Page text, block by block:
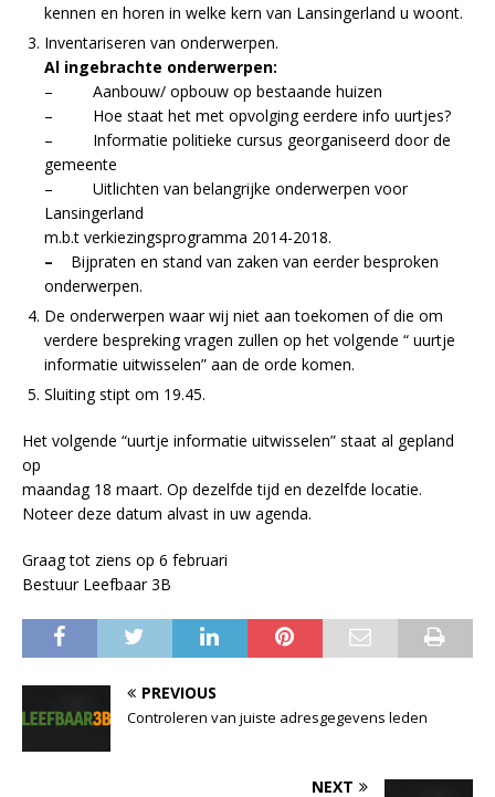
kennen en horen in welke kern van Lansingerland u woont.
Inventariseren van onderwerpen.
Al ingebrachte onderwerpen:
– Aanbouw/ opbouw op bestaande huizen
– Hoe staat het met opvolging eerdere info uurtjes?
– Informatie politieke cursus georganiseerd door de
gemeente
– Uitlichten van belangrijke onderwerpen voor
Lansingerland
m.b.t verkiezingsprogramma 2014-2018.
– Bijpraten en stand van zaken van eerder besproken
onderwerpen.
De onderwerpen waar wij niet aan toekomen of die om
verdere bespreking vragen zullen op het volgende “ uurtje
informatie uitwisselen” aan de orde komen.
Sluiting stipt om 19.45.
Het volgende “uurtje informatie uitwisselen” staat al gepland
op
maandag 18 maart. Op dezelfde tijd en dezelfde locatie.
Noteer deze datum alvast in uw agenda.
Graag tot ziens op 6 februari
Bestuur Leefbaar 3B
PREVIOUS
Controleren van juiste adresgegevens leden
NEXT